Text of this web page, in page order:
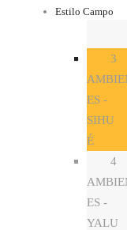
Estilo Campo
3
ES -
SIHU
É
4
ES -
YALU